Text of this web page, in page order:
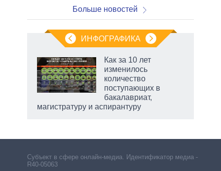
Больше новостей
ИНФОГРАФИКА
Как за 10 лет
изменилось
количество
поступающих в
бакалавриат,
магистратуру и аспирантуру
Субъект в сфере онлайн-медиа. Идентификатор медиа –
R40-05063